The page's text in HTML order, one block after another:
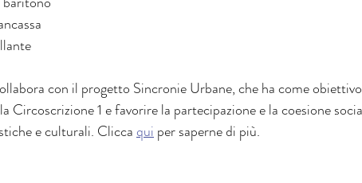
con il progetto Sincronie Urbane, che ha come
Circoscrizione 1 e favorire la partecipazione e la coesione
e culturali. Clicca qui per saperne di più.